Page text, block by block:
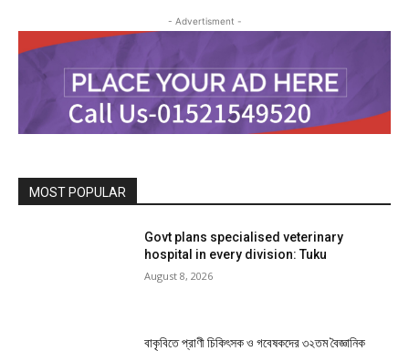
- Advertisment -
MOST POPULAR
Govt plans specialised veterinary
hospital in every division: Tuku
August 8, 2026
বাকৃবিতে প্রাণী চিকিৎসক ও গবেষকদের ৩২তম বৈজ্ঞানিক